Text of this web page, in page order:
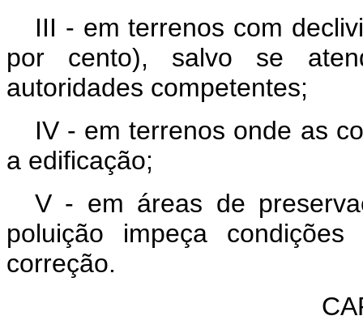
III - em terrenos com
por cento), salvo se
autoridades competentes;
IV - em terrenos onde as
a edificação;
V - em áreas de
poluição impeça
correção.